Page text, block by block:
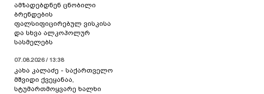
ამზადებდნენ ცნობილი
ბრენდების
ფალსიფიცირებულ ვისკისა
და სხვა ალკოჰოლურ
სასმელებს
07.08.2026 / 13:38
კახა კალაძე - საქართველო
მშვიდი ქვეყანაა,
სტუმართმოყვარე ხალხი